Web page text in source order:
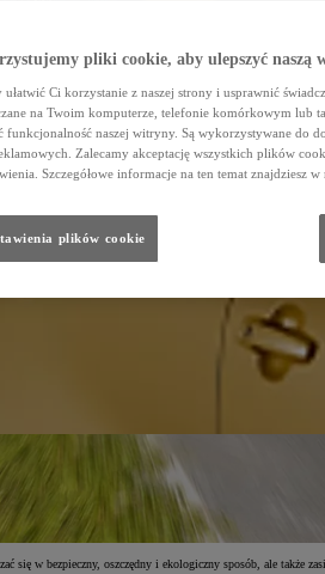
w bezpieczny, oszczędny i ekologiczny sposób, ale także
pliki cookie, aby ulepszyć naszą
ułatwić Ci korzystanie z naszej strony i usprawnić
na Twoim komputerze, telefonie komórkowym lub
funkcjonalność naszej witryny. Są wykorzystywane do
Zalecamy akceptację wszystkich plików
Szczegółowe informacje na ten temat znajdziesz w
plików cookie